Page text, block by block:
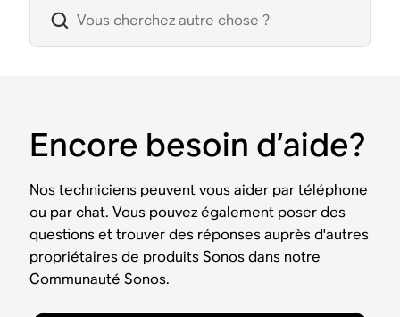
Encore besoin d’aide?
Nos techniciens peuvent vous aider par téléphone
ou par chat. Vous pouvez également poser des
questions et trouver des réponses auprès d'autres
propriétaires de produits Sonos dans notre
Communauté Sonos.